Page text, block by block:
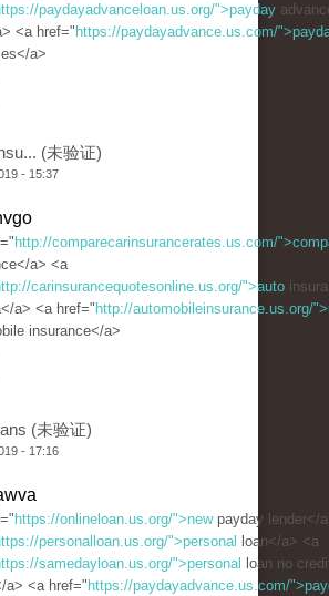
paydayadvanceloan.us.org/">payday
<a href=" https://paydayadvance.us.com/
a>
(未验证)
- 15:37
http://comparecarinsurancerates.us.com/
a> <a
carinsurancequotesonline.us.org/">auto
a> <a href="http://automobileinsurance.us.org/
insurance</a>
(未验证)
- 17:16
https://onlineloan.us.org/">newpayday lender</
personalloan.us.org/">personal loan</a> <a
samedayloan.us.org/">personal loan no
a> <a href=" https://paydayadvance.us.com/